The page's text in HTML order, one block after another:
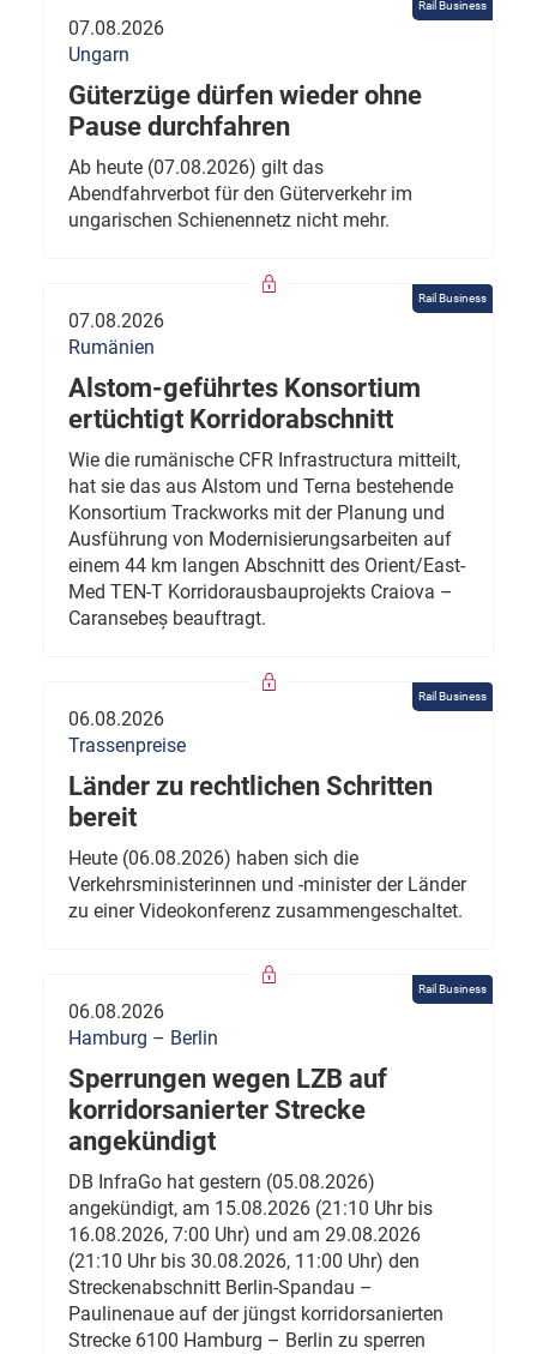
Rail Business
07.08.2026
Ungarn
Güterzüge dürfen wieder ohne
Pause durchfahren
Ab heute (07.08.2026) gilt das
Abendfahrverbot für den Güterverkehr im
ungarischen Schienennetz nicht mehr.
Rail Business
07.08.2026
Rumänien
Alstom-geführtes Konsortium
ertüchtigt Korridorabschnitt
Wie die rumänische CFR Infrastructura mitteilt,
hat sie das aus Alstom und Terna bestehende
Konsortium Trackworks mit der Planung und
Ausführung von Modernisierungsarbeiten auf
einem 44 km langen Abschnitt des Orient/East-
Med TEN-T Korridorausbauprojekts Craiova –
Caransebeș beauftragt.
Rail Business
06.08.2026
Trassenpreise
Länder zu rechtlichen Schritten
bereit
Heute (06.08.2026) haben sich die
Verkehrsministerinnen und -minister der Länder
zu einer Videokonferenz zusammengeschaltet.
Rail Business
06.08.2026
Hamburg – Berlin
Sperrungen wegen LZB auf
korridorsanierter Strecke
angekündigt
DB InfraGo hat gestern (05.08.2026)
angekündigt, am 15.08.2026 (21:10 Uhr bis
16.08.2026, 7:00 Uhr) und am 29.08.2026
(21:10 Uhr bis 30.08.2026, 11:00 Uhr) den
Streckenabschnitt Berlin-Spandau –
Paulinenaue auf der jüngst korridorsanierten
Strecke 6100 Hamburg – Berlin zu sperren